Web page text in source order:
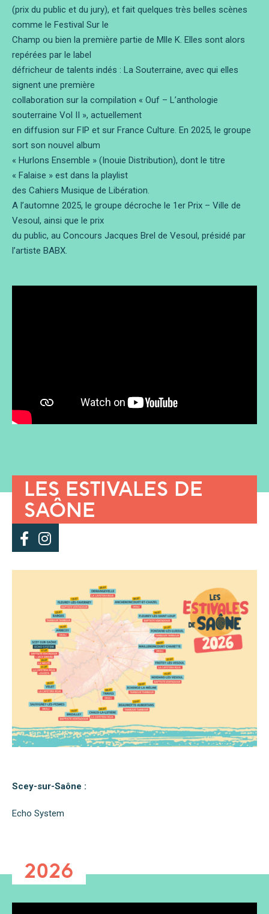
(prix du public et du jury), et fait quelques très belles scènes
comme le Festival Sur le
Champ ou bien la première partie de Mlle K. Elles sont alors
repérées par le label
défricheur de talents indés : La Souterraine, avec qui elles
signent une première
collaboration sur la compilation « Ouf – L’anthologie
souterraine Vol II », actuellement
en diffusion sur FIP et sur France Culture. En 2025, le groupe
sort son nouvel album
« Hurlons Ensemble » (Inouie Distribution), dont le titre
« Falaise » est dans la playlist
des Cahiers Musique de Libération.
A l’automne 2025, le groupe décroche le 1er Prix – Ville de
Vesoul, ainsi que le prix
du public, au Concours Jacques Brel de Vesoul, présidé par
l’artiste BABX.
LES ESTIVALES DE
SAÔNE
Scey-sur-Saône :
Echo System
2026